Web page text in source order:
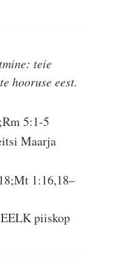
teie
hooruse eest.
5:1-5
Maarja
1:16,18–
piiskop